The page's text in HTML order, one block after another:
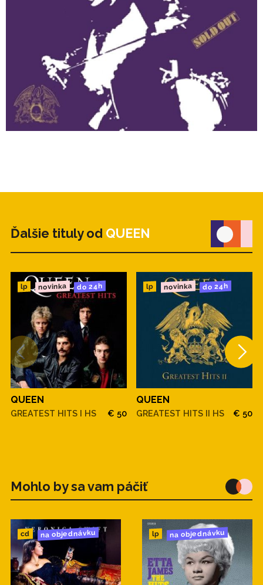
Ďalšie tituly od QUEEN
lp novinka do 24h
QUEEN
GREATEST HITS I HS € 50
lp novinka do 24h
QUEEN
GREATEST HITS II HS € 50
Mohlo by sa vam páčiť
cd na objednávku lp na objednávku